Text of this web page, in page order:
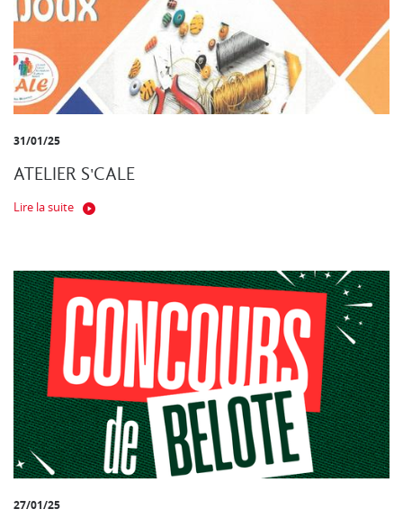
31/01/25
ATELIER S'CALE
Lire la suite
27/01/25